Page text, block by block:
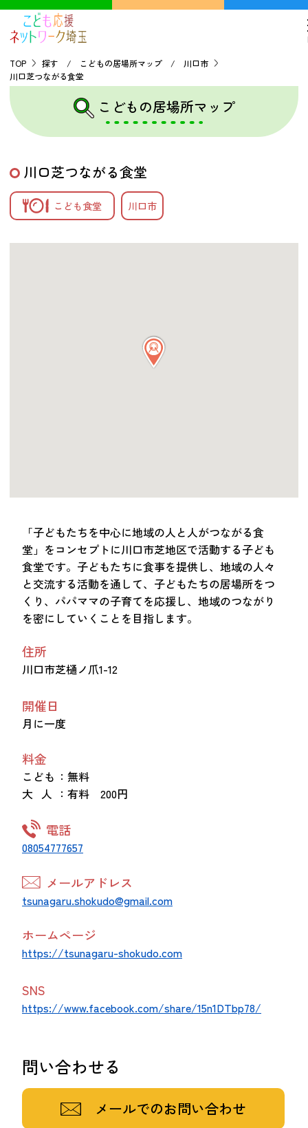
新着情報 音声読み上げ
会員登録
お問い合わせ
TOP
こどもの貧困について
探す
こどもの居場所マップ
TOP
探す / こどもの居場所マップ / 川口市
川口芝つながる食堂
こどもの居場所マップ
川口芝つながる食堂
こども食堂 川口市
「子どもたちを中心に地域の人と人がつながる食
堂」をコンセプトに川口市芝地区で活動する子ども
食堂です。子どもたちに食事を提供し、地域の人々
と交流する活動を通して、子どもたちの居場所をつ
くり、パパママの子育てを応援し、地域のつながり
を密にしていくことを目指します。
住所
川口市芝樋ノ爪1-12
開催日
月に一度
料金
こども ：無料
大 人 ：有料 200円
電話
08054777657
メールアドレス
tsunagaru.shokudo@gmail.com
ホームページ
https://tsunagaru-shokudo.com
SNS
https://www.facebook.com/share/15n1DTbp78/
問い合わせる
メールでのお問い合わせ